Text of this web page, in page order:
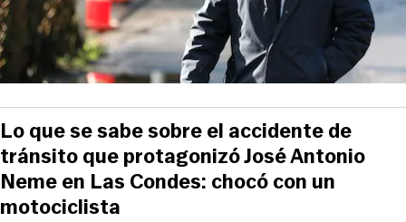
Lo que se sabe sobre el accidente de
tránsito que protagonizó José Antonio
Neme en Las Condes: chocó con un
motociclista